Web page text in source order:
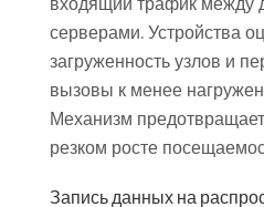
серверами. Устройства
загруженность узлов и
вызовы к менее
Механизм
резком росте
Запись данных на